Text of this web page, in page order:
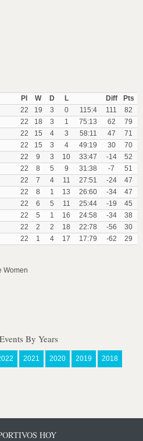
Pl W D L Diff
Pts
22 19 3 0 115:4 111
82
22 18 3 1 75:13 62
79
22 15 4 3 58:11 47
71
22 15 3 4 49:19 30
70
22 9 3 10 33:47 -14
52
22 8 5 9 31:38 -7
51
22 7 4 11 27:51 -24
47
22 8 1 13 26:60 -34
47
22 6 5 11 25:44 -19
45
22 5 1 16 24:58 -34
38
22 2 2 18 22:78 -56
30
22 1 4 17 17:79 -62 29
Women
By Years
2021 2020 2019 2018
HOY